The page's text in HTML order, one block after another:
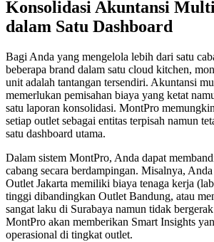
Konsolidasi Akuntansi
dalam Satu Dashboard
Bagi Anda yang mengelola lebih dari satu
beberapa brand dalam satu cloud kitchen,
unit adalah tantangan tersendiri. Akuntansi
memerlukan pemisahan biaya yang ketat
satu laporan konsolidasi. MontPro
setiap outlet sebagai entitas terpisah namun
satu dashboard utama.
Dalam sistem MontPro, Anda dapat
cabang secara berdampingan. Misalnya,
Outlet Jakarta memiliki biaya tenaga kerja
tinggi dibandingkan Outlet Bandung, atau
sangat laku di Surabaya namun tidak
MontPro akan memberikan Smart Insights
operasional di tingkat outlet.